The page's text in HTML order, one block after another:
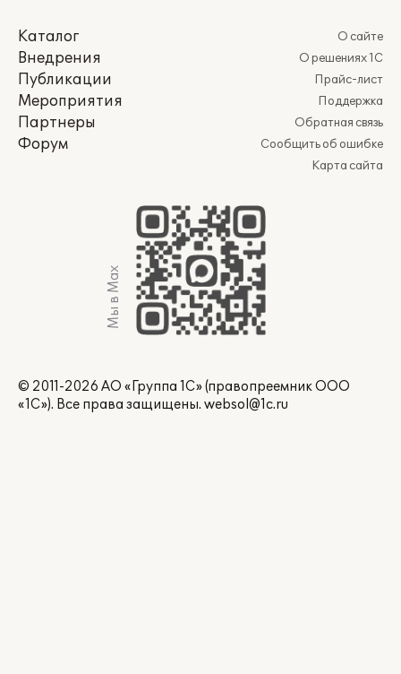
Каталог
Внедрения
Публикации
Мероприятия
Партнеры
Форум
О сайте
О решениях 1С
Прайс-лист
Поддержка
Обратная связь
Сообщить об ошибке
Карта сайта
Мы в Max
© 2011-2026 АО «Группа 1С» (правопреемник ООО
«1С»). Все права защищены. websol@1c.ru